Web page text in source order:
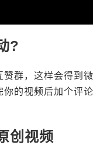
?
赞群，这样会得到
你的视频后加个评
创视频